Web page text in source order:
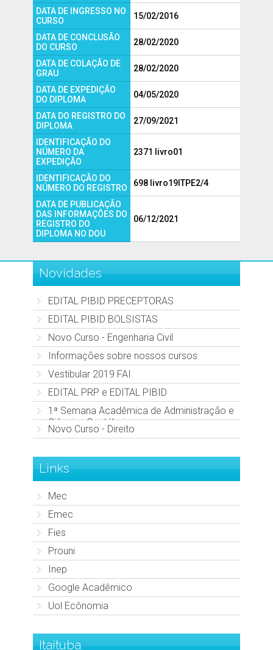
DATA DE INGRESSO NO
CURSO
15/02/2016
DATA DE CONCLUSÃO
DO CURSO
28/02/2020
DATA DE COLAÇÃO DE
GRAU
28/02/2020
DATA DE EXPEDIÇÃO
DO DIPLOMA
04/05/2020
DATA DO REGISTRO DO
DIPLOMA
27/09/2021
IDENTIFICAÇÃO DO
NÚMERO DA
EXPEDIÇÃO
2371 livro01
IDENTIFICAÇÃO DO
NÚMERO DO REGISTRO
698 livro19ITPE2/4
DATA DE PUBLICAÇÃO
DAS INFORMAÇÕES DO
REGISTRO DO
DIPLOMA NO DOU
06/12/2021
Novidades
EDITAL PIBID PRECEPTORAS
EDITAL PIBID BOLSISTAS
Novo Curso - Engenharia Civil
Informações sobre nossos cursos
Vestibular 2019 FAI
EDITAL PRP e EDITAL PIBID
1ª Semana Acadêmica de Administração e
Ciências Contábeis
Novo Curso - Direito
Links
Mec
Emec
Fies
Prouni
Inep
Google Acadêmico
Uol Ecônomia
Itaituba